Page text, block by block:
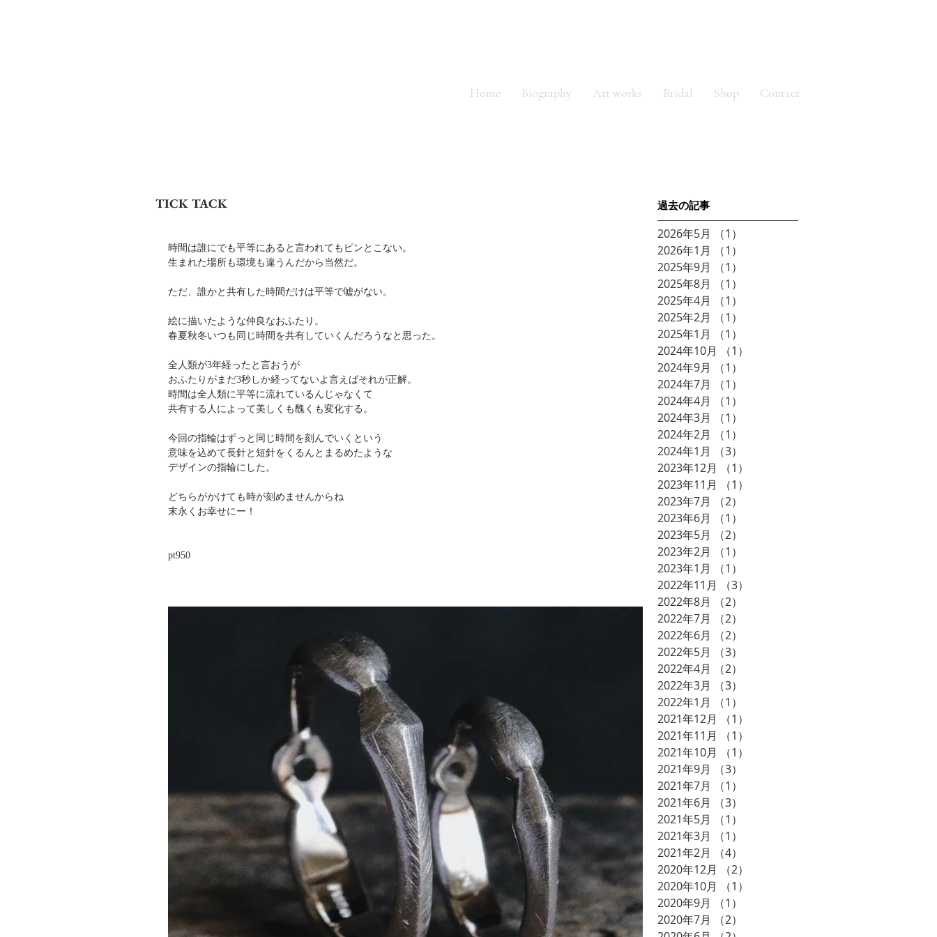
Home Biography Art works Bridal Shop Contact
TICK TACK
時間は誰にでも平等にあると言われてもピンとこない。
生まれた場所も環境も違うんだから当然だ。
ただ、誰かと共有した時間だけは平等で嘘がない。
絵に描いたような仲良なおふたり。
春夏秋冬いつも同じ時間を共有していくんだろうなと思った。
全人類が3年経ったと言おうが
おふたりがまだ3秒しか経ってないよ言えばそれが正解。
時間は全人類に平等に流れているんじゃなくて
共有する人によって美しくも醜くも変化する。
今回の指輪はずっと同じ時間を刻んでいくという
意味を込めて長針と短針をくるんとまるめたような
デザインの指輪にした。
どちらがかけても時が刻めませんからね
末永くお幸せにー！
pt950
​過去の記事
2026年5月 （1）
2026年1月
（1）
2025年9月
（1）
2025年8月
（1）
2025年4月
（1）
2025年2月
（1）
2025年1月
（1）
2024年10月
（1）
2024年9月
（1）
2024年7月
（1）
2024年4月
（1）
2024年3月
（1）
2024年2月
（1）
2024年1月
（3）
2023年12月
（1）
2023年11月
（1）
2023年7月
（2）
2023年6月
（1）
2023年5月
（2）
2023年2月
（1）
2023年1月
（1）
2022年11月
（3）
2022年8月
（2）
2022年7月
（2）
2022年6月
（2）
2022年5月
（3）
2022年4月
（2）
2022年3月
（3）
2022年1月
（1）
2021年12月
（1）
2021年11月
（1）
2021年10月
（1）
2021年9月
（3）
2021年7月
（1）
2021年6月
（3）
2021年5月
（1）
2021年3月
（1）
2021年2月
（4）
2020年12月
（2）
2020年10月
（1）
2020年9月
（1）
2020年7月
（2）